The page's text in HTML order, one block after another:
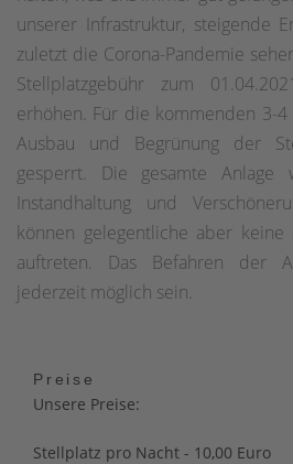
unserer Infrastruktur, steigende
zuletzt die Corona-Pandemie
Stellplatzgebühr zum
erhöhen. Für die kommenden 3-
Ausbau und Begrünung der
gesperrt. Die gesamte Anlage
Instandhaltung und
können gelegentliche aber keine
auftreten. Das Befahren der
jederzeit möglich sein.
Preise
Unsere Preise:
Stellplatz pro Nacht - 10,00 Euro